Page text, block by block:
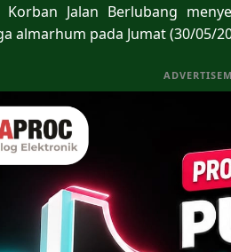
Korban Jalan Berlubang
almarhum pada Jumat (30/05/